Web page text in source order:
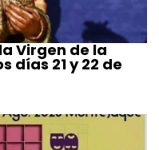
Virgen de la
días 21 y 22 de